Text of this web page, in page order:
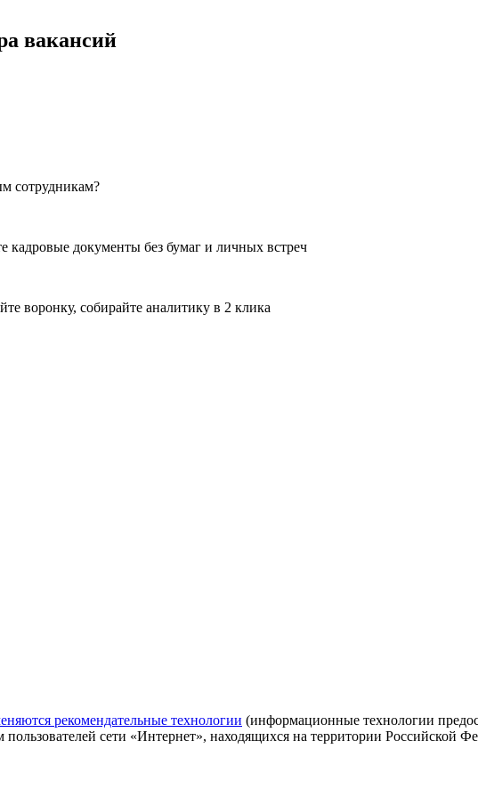
вакансий
сотрудникам?
кадровые документы без бумаг и личных встреч
воронку, собирайте аналитику в 2 клика
рекомендательные технологии (информационные технологии
сети «Интернет», находящихся на территории Российской